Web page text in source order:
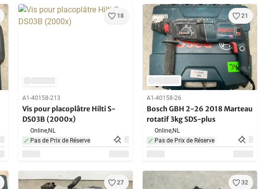
18
A1-40158-213
Vis pour placoplâtre Hilti S-
DS03B (2000x)
Online,NL
Pas de Prix de Réserve
21
A1-40158-26
Bosch GBH 2-26 2018 Marteau
rotatif 3kg SDS-plus
Online,NL
Pas de Prix de Réserve
27 32